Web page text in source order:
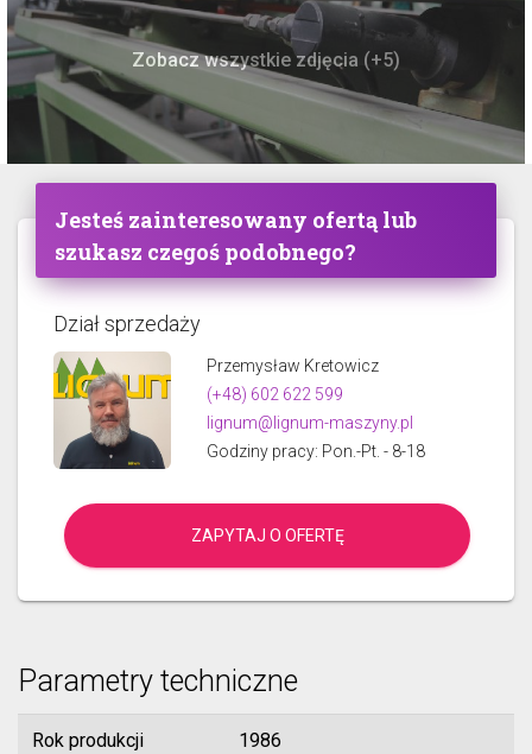
Zobacz wszystkie zdjęcia (+5)
Jesteś zainteresowany ofertą lub
szukasz czegoś podobnego?
Dział sprzedaży
Przemysław Kretowicz
(+48) 602 622 599
lignum@lignum-maszyny.pl
Godziny pracy: Pon.-Pt. - 8-18
ZAPYTAJ O OFERTĘ
Parametry techniczne
Rok produkcji 1986